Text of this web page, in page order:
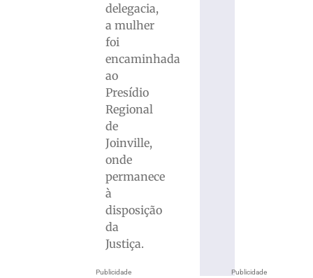
Publicidade
delegacia,
a mulher
foi
encaminhada
ao
Presídio
Regional
de
Joinville,
onde
permanece
à
disposição
da
Justiça.
Publicidade